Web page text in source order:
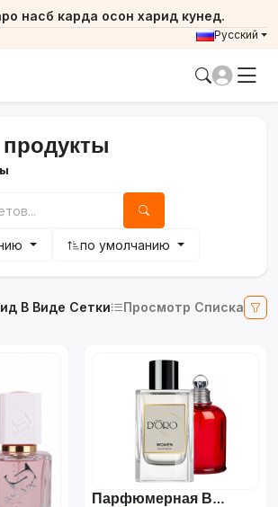
насб карда осон харид кунед.
Русский
по умолчанию
В Виде Сетки Просмотр Списка
Парфюмерная Вода Для Женщин Cacharel Amor Amor,